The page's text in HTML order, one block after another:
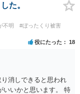
た。
不明
#ぼったくり被害
役にたった 18
消しできると思われ
いいかと思います。 特